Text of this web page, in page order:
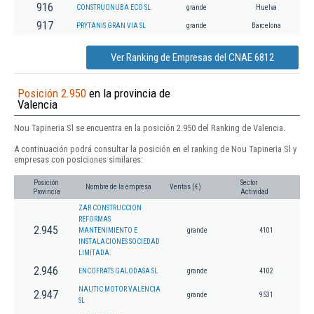
916 CONSTRUONUBA ECO SL. grande Huelva
917 PRYTANIS GRAN VIA SL grande Barcelona
Ver Ranking de Empresas del CNAE 6812
Posición 2.950 en la provincia de
Valencia
Nou Tapineria Sl se encuentra en la posición 2.950 del Ranking de Valencia.
A continuación podrá consultar la posición en el ranking de Nou Tapineria Sl y
empresas con posiciones similares:
Posición
Provincia
Nombre de la empresa Ventas (€)
Sector
Actividad
2.945
ZAR CONSTRUCCION
REFORMAS
MANTENIMIENTO E
INSTALACIONES SOCIEDAD
LIMITADA.
grande 4101
2.946 ENCOFRATS GALODASA SL grande 4102
2.947
NAUTIC MOTOR VALENCIA
SL
grande 9531